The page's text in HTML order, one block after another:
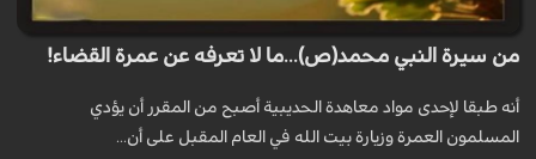
من سيرة النبي محمد(ص)...ما لا تعرفه عن عمرة القضاء!
أنه طبقا لإحدى مواد معاهدة الحديبية أصبح من المقرر أن يؤدي
المسلمون العمرة وزيارة بيت الله في العام المقبل على أن...